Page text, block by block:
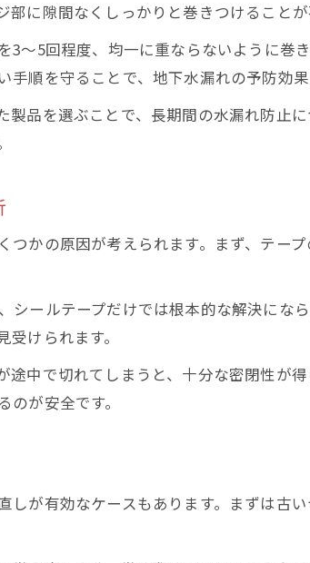
に隙間なくしっかりと巻きつけることが
〜5回程度、均一に重ならないように巻
順を守ることで、地下水漏れの予防効果
品を選ぶことで、長期間の水漏れ防止
かの原因が考えられます。まず、テー
シールテープだけでは根本的な解決にな
けられます。
中で切れてしまうと、十分な密閉性が
が安全です。
が有効なケースもあります。まずは古